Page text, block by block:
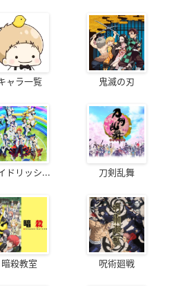
ャラ一覧 鬼滅の刃
ドリッシ... 刀剣乱舞
暗殺教室 呪術廻戦